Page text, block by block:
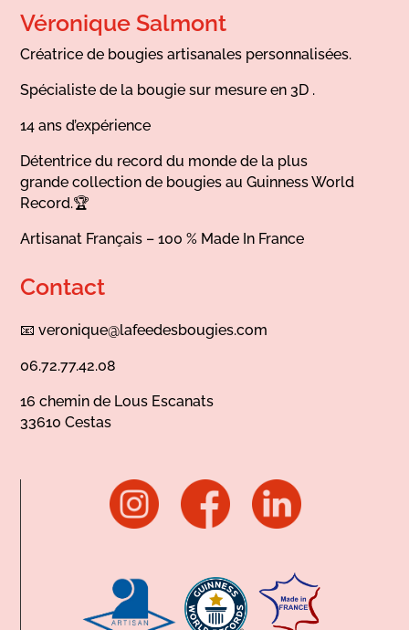
Véronique Salmont
Créatrice de bougies artisanales personnalisées.
Spécialiste de la bougie sur mesure en 3D .
14 ans d’expérience
Détentrice du record du monde de la plus
grande collection de bougies au Guinness World
Record.🏆
Artisanat Français – 100 % Made In France
Contact
📧veronique@lafeedesbougies.com
06.72.77.42.08
16 chemin de Lous Escanats
33610 Cestas